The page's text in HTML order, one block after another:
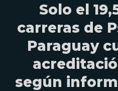
Solo el
carreras de
Paraguay
según